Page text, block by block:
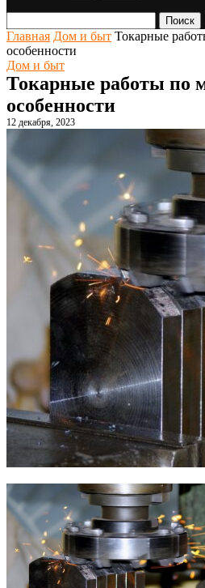
Поиск
Главная Дом и быт Токарные
особенности
Дом и быт
Токарные работы по
особенности
12 декабря, 2023